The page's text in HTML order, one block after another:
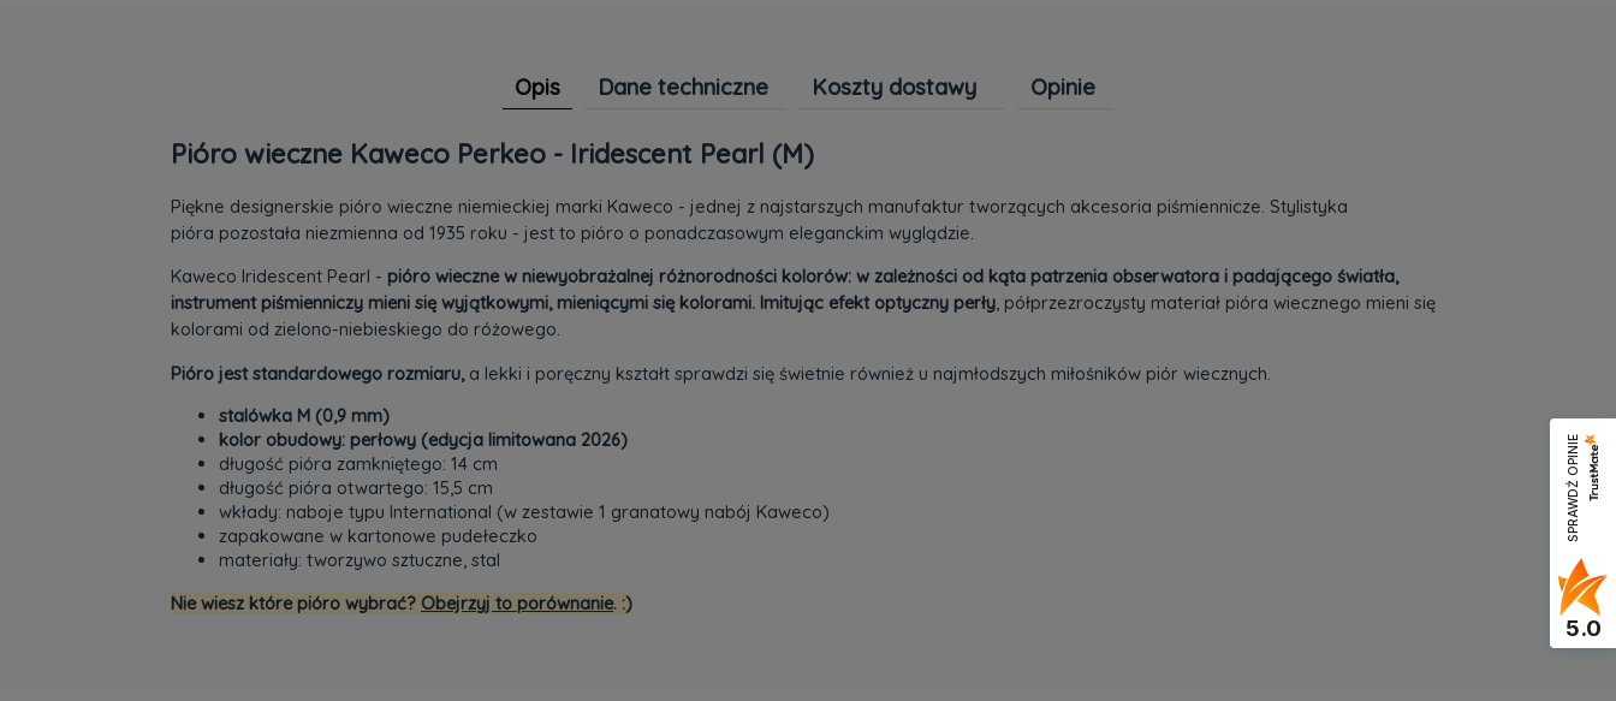
Opis Dane techniczne Koszty dostawy Opinie
Pióro wieczne Kaweco Perkeo - Iridescent Pearl (M)
Piękne designerskie pióro wieczne niemieckiej marki Kaweco - jednej z najstarszych manufaktur tworzących akcesoria piśmiennicze. Stylistyka
pióra pozostała niezmienna od 1935 roku - jest to pióro o ponadczasowym eleganckim wyglądzie.
Kaweco Iridescent Pearl - pióro wieczne w niewyobrażalnej różnorodności kolorów: w zależności od kąta patrzenia obserwatora i padającego światła,
instrument piśmienniczy mieni się wyjątkowymi, mieniącymi się kolorami. Imitując efekt optyczny perły, półprzezroczysty materiał pióra wiecznego mieni się
kolorami od zielono-niebieskiego do różowego.
Pióro jest standardowego rozmiaru,a lekki i poręczny kształt sprawdzi się świetnie również u najmłodszych miłośników piór wiecznych.
stalówka M (0,9 mm)
kolor obudowy: perłowy (edycja limitowana 2026)
długość pióra zamkniętego: 14 cm
długość pióra otwartego: 15,5 cm
wkłady: naboje typu International (w zestawie 1 granatowy nabój Kaweco)
zapakowane w kartonowe pudełeczko
materiały: tworzywo sztuczne, stal
Nie wiesz które pióro wybrać? Obejrzyj to porównanie. :)
SPRAWDŹ OPINIE
5.0